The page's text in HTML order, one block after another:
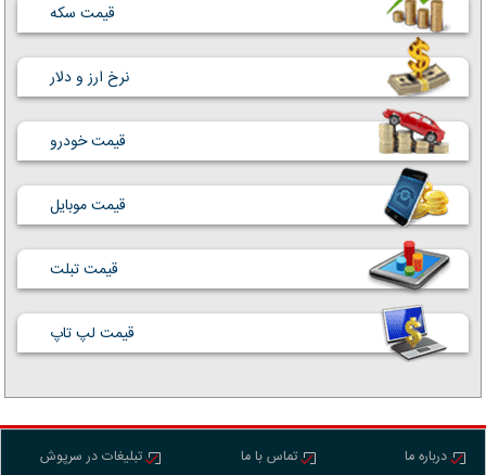
قیمت سکه
نرخ ارز و دلار
قیمت خودرو
قیمت موبایل
قیمت تبلت
قیمت لپ تاپ
درباره ما تماس با ما تبلیغات در سرپوش